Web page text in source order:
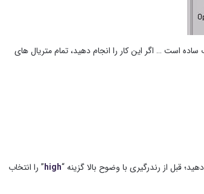
است … اگر این کار را انجام دهید، تمام متریال های
قبل از رندرگیری با وضوح بالا گزینه “high” را انتخاب